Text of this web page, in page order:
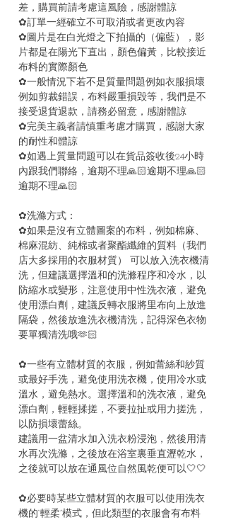
差，購買前請考慮這風險，感謝體諒
✿訂單一經確立不可取消或者更改內容
✿圖片是在白光燈之下拍攝的（偏藍），影
片都是在陽光下直出，顏色偏黃，比較接近
布料的實際顏色
✿一般情況下若不是質量問題例如衣服損壞
例如剪裁錯誤，布料嚴重損毁等，我們是不
接受退貨退款，請務必留意，感謝體諒
✿完美主義者請慎重考慮才購買，感謝大家
的耐性和體諒
✿如遇上質量問題可以在貨品簽收後24小時
內跟我們聯絡，逾期不理🙏🏻逾期不理🙏🏻
逾期不理🙏🏻
✿洗滌方式：
✿如果是沒有立體圖案的布料，例如棉麻、
棉麻混紡、純棉或者聚酯纖維的質料（我們
店大多採用的衣服材質） 可以放入洗衣機清
洗，但建議選擇溫和的洗滌程序和冷水，以
防縮水或變形，注意使用中性洗衣液，避免
使用漂白劑，建議反轉衣服將里布向上放進
隔袋，然後放進洗衣機清洗，記得深色衣物
要單獨清洗哦🫶🏻
✿一些有立體材質的衣服，例如蕾絲和紗質
或最好手洗，避免使用洗衣機，使用冷水或
溫水，避免熱水。選擇溫和的洗衣液，避免
漂白劑，輕輕揉搓，不要拉扯或用力搓洗，
以防損壞蕾絲。
建議用一盆清水加入洗衣粉浸泡，然後用清
水再次洗滌，之後放在浴室裏垂直瀝乾水，
之後就可以放在通風位自然風乾便可以🤍🤍
✿必要時某些立體材質的衣服可以使用洗衣
機的“輕柔”模式，但此類型的衣服會有布料